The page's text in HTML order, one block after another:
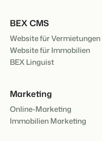
BEX CMS
Website für Vermietungen
Website für Immobilien
BEX Linguist
Marketing
Online-Marketing
Immobilien Marketing